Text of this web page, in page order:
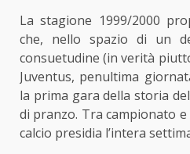
La stagione 1999/2000
che, nello spazio di un
consuetudine (in verità
Juventus, penultima
la prima gara della storia
di pranzo. Tra campionato
calcio presidia l’intera